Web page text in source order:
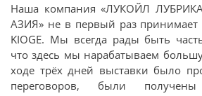
Наша компания «ЛУКОЙЛ
АЗИЯ» не в первый раз принимает
KIOGE. Мы всегда рады быть
что здесь мы нарабатываем
ходе трёх дней выставки было
переговоров, были получены